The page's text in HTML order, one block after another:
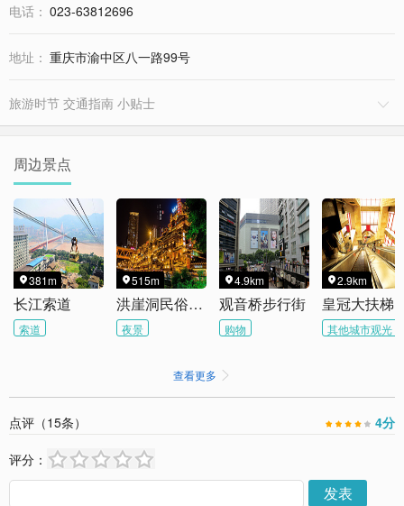
电话： 023-63812696
地址： 重庆市渝中区八一路99号
旅游时节 交通指南 小贴士 
周边景点
381m
长江索道
索道
515m
洪崖洞民俗风貌区
夜景
4.9km
观音桥步行街
购物
2.9km
皇冠大扶梯
其他城市观光
查看更多 
点评（15条） 4分
评分：
发表